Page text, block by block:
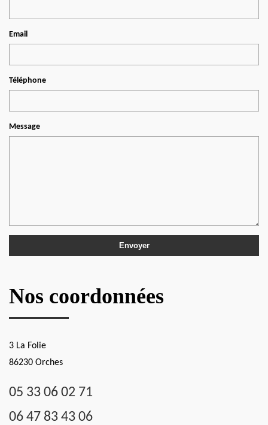
Email
Téléphone
Message
Nos coordonnées
3 La Folie
86230 Orches
05 33 06 02 71
06 47 83 43 06